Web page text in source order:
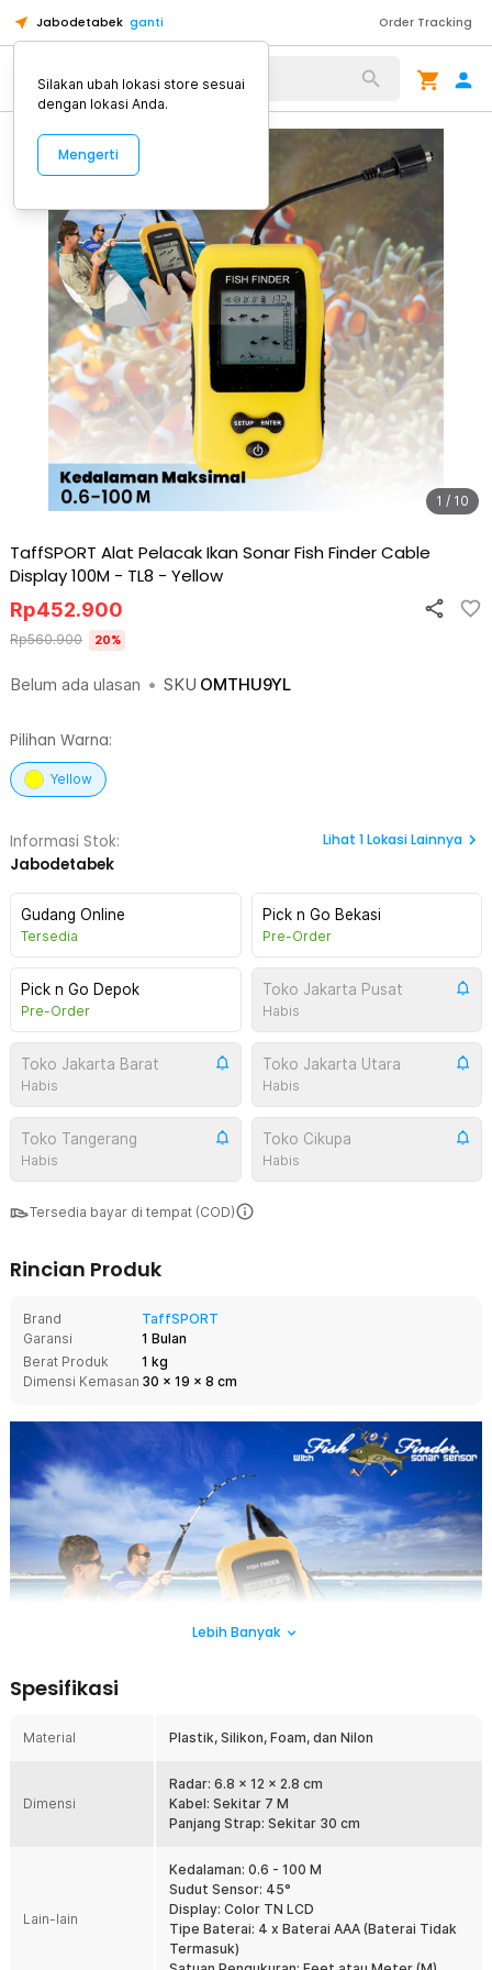
Jabodetabek ganti Order Tracking
Alat Kopi
1 / 10
TaffSPORT Alat Pelacak Ikan Sonar Fish Finder Cable
Display 100M - TL8 - Yellow
Belum ada ulasan • SKU OMTHU9YL
Rp452.900
Rp560.900 20%
Pilihan Warna:
Yellow
Informasi Stok:
Jabodetabek
Lihat 1Lokasi Lainnya
Gudang Online
Tersedia
Pick n Go Bekasi
Pre-Order
Pick n Go Depok
Pre-Order
Toko Jakarta Pusat
Habis
Toko Jakarta Barat
Habis
Toko Jakarta Utara
Habis
Toko Tangerang
Habis
Toko Cikupa
Habis
Tersedia bayar di tempat (COD)
Rincian Produk
Brand
TaffSPORT
Garansi
1 Bulan
Berat Produk
1 kg
Dimensi Kemasan 30 x 19 x 8 cm
Anda ingin menemukan spot memancing yang bagus, maka Anda harus
memiliki radar ikan ini. Dengan fitur yang lengkap dan kemampuan yang
handal, radar ikan ini akan menjadi asisten yang tak tergantikan bagi
Mendeteksi Ikan di Kedalaman Air
Alat ini dapat mendeteksi keberadaan ikan dan objek di dalam air
Lebih Banyak
Spesifikasi
Material Plastik, Silikon, Foam, dan Nilon
Dimensi
Radar: 6.8 x 12 x 2.8 cm
Kabel: Sekitar 7 M
Panjang Strap: Sekitar 30 cm
Lain-lain
Kedalaman: 0.6 - 100 M
Sudut Sensor: 45°
Display: Color TN LCD
Tipe Baterai: 4 x Baterai AAA (Baterai Tidak
Termasuk)
Silakan ubah lokasi store sesuai
dengan lokasi Anda.
Mengerti